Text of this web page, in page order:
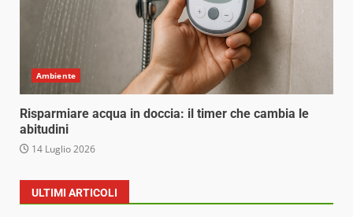
Ambiente
Risparmiare acqua in doccia: il timer che cambia le
abitudini
14 Luglio 2026
ULTIMI ARTICOLI